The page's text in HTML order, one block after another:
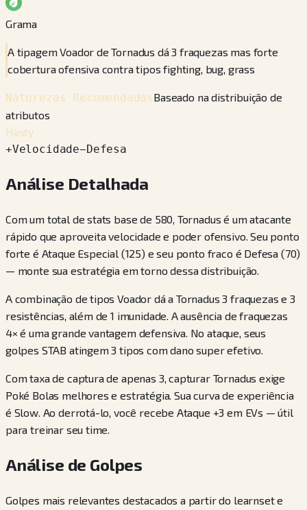
Grama
A tipagem Voador de Tornadus dá 3 fraquezas mas forte
cobertura ofensiva contra tipos fighting, bug, grass
Naturezas RecomendadasBaseado na distribuição de
atributos
Hasty
+Velocidade−Defesa
Análise Detalhada
Com um total de stats base de 580, Tornadus é um atacante
rápido que aproveita velocidade e poder ofensivo. Seu ponto
forte é Ataque Especial (125) e seu ponto fraco é Defesa (70)
— monte sua estratégia em torno dessa distribuição.
A combinação de tipos Voador dá a Tornadus 3 fraquezas e 3
resistências, além de 1 imunidade. A ausência de fraquezas
4× é uma grande vantagem defensiva. No ataque, seus
golpes STAB atingem 3 tipos com dano super efetivo.
Com taxa de captura de apenas 3, capturar Tornadus exige
Poké Bolas melhores e estratégia. Sua curva de experiência
é Slow. Ao derrotá-lo, você recebe Ataque +3 em EVs — útil
para treinar seu time.
Análise de Golpes
Golpes mais relevantes destacados a partir do learnset e